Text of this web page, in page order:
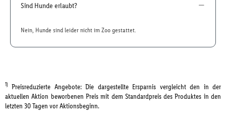
Sind Hunde erlaubt?
Nein, Hunde sind leider nicht im Zoo gestattet.
1) Preisreduzierte Angebote: Die dargestellte Ersparnis vergleicht den in der
aktuellen Aktion beworbenen Preis mit dem Standardpreis des Produktes in den
letzten 30 Tagen vor Aktionsbeginn.